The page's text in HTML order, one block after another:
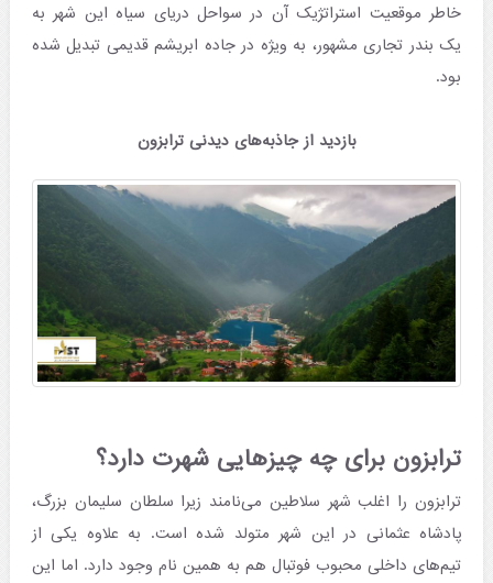
خاطر موقعیت استراتژیک آن در سواحل دریای سیاه این شهر به
یک بندر تجاری مشهور، به ویژه در جاده ابریشم قدیمی تبدیل شده
بود.
بازدید از جاذبه‌های دیدنی ترابزون
ترابزون برای چه چیزهایی شهرت دارد؟
ترابزون را اغلب شهر سلاطین می‌نامند زیرا سلطان سلیمان بزرگ،
پادشاه عثمانی در این شهر متولد شده است. به علاوه یکی از
تیم‌های داخلی محبوب فوتبال هم به همین نام وجود دارد. اما این